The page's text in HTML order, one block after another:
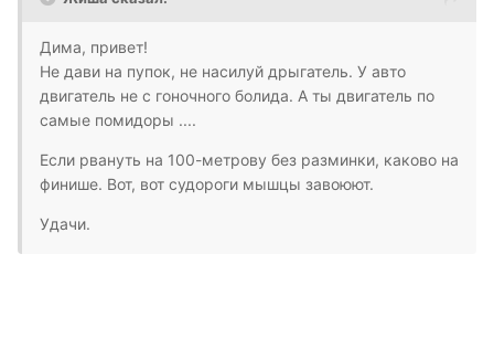
Дима, привет!
Не дави на пупок, не насилуй дрыгатель. У авто
двигатель не с гоночного болида. А ты двигатель по
самые помидоры ....
Если рвануть на 100-метрову без разминки, каково на
финише. Вот, вот судороги мышцы завоюют.
Удачи.